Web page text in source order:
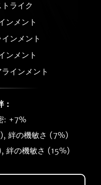
ライク
ンメント
ンメント
ンメント
インメント
: +7%
絆の機敏さ (7%)
絆の機敏さ (15%)